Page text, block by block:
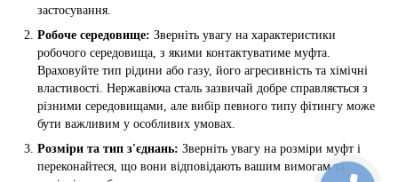
застосування.
Робоче середовище: Зверніть увагу на характеристики
робочого середовища, з якими контактуватиме муфта.
Враховуйте тип рідини або газу, його агресивність та хімічні
властивості. Нержавіюча сталь зазвичай добре справляється з
різними середовищами, але вибір певного типу фітингу може
бути важливим у особливих умовах.
Розміри та тип з'єднань: Зверніть увагу на розміри муфт і
переконайтеся, що вони відповідають вашим вимогам та